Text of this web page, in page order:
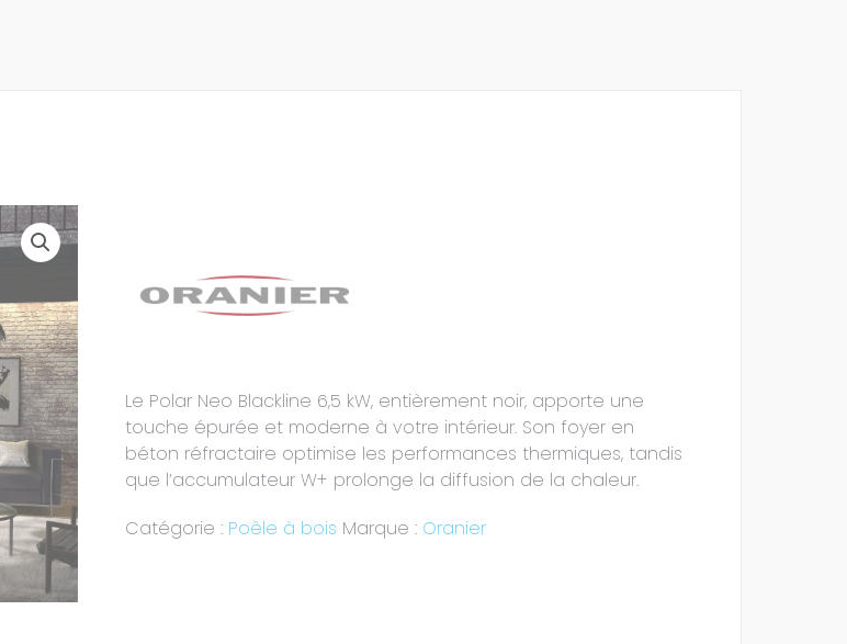
Le Polar Neo Blackline 6,5 kW, entièrement noir, apporte une
touche épurée et moderne à votre intérieur. Son foyer en
béton réfractaire optimise les performances thermiques, tandis
que l’accumulateur W+ prolonge la diffusion de la chaleur.
Catégorie : Poêle à bois Marque : Oranier